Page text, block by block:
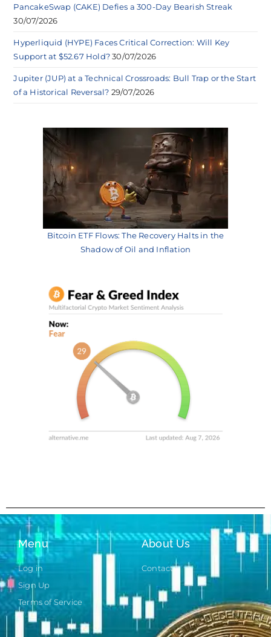
PancakeSwap (CAKE) Defies a 300-Day Bearish Streak
30/07/2026
Hyperliquid (HYPE) Faces Critical Correction: Will Key
Support at $52.67 Hold? 30/07/2026
Jupiter (JUP) at a Technical Crossroads: Bull Trap or the Start
of a Historical Reversal? 29/07/2026
Bitcoin ETF Flows: The Recovery Halts in the
Shadow of Oil and Inflation
Menu
Log in
Sign Up
Terms of Service
About Us
Contact